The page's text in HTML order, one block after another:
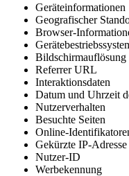
Geräteinformationen
Geografischer
Browser-
Bildschirmauflösung
Referrer URL
Interaktionsdaten
Datum und Uhrzeit
Nutzerverhalten
Besuchte Seiten
Online-
Gekürzte IP-Adresse
Nutzer-ID
Werbekennung